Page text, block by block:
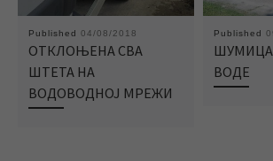
Published 04/08/2018
ОТКЛОЊЕНА СВА
ШТЕТА НА
ВОДОВОДНОЈ МРЕЖИ
Published
ШУМИЦА
ВОДЕ